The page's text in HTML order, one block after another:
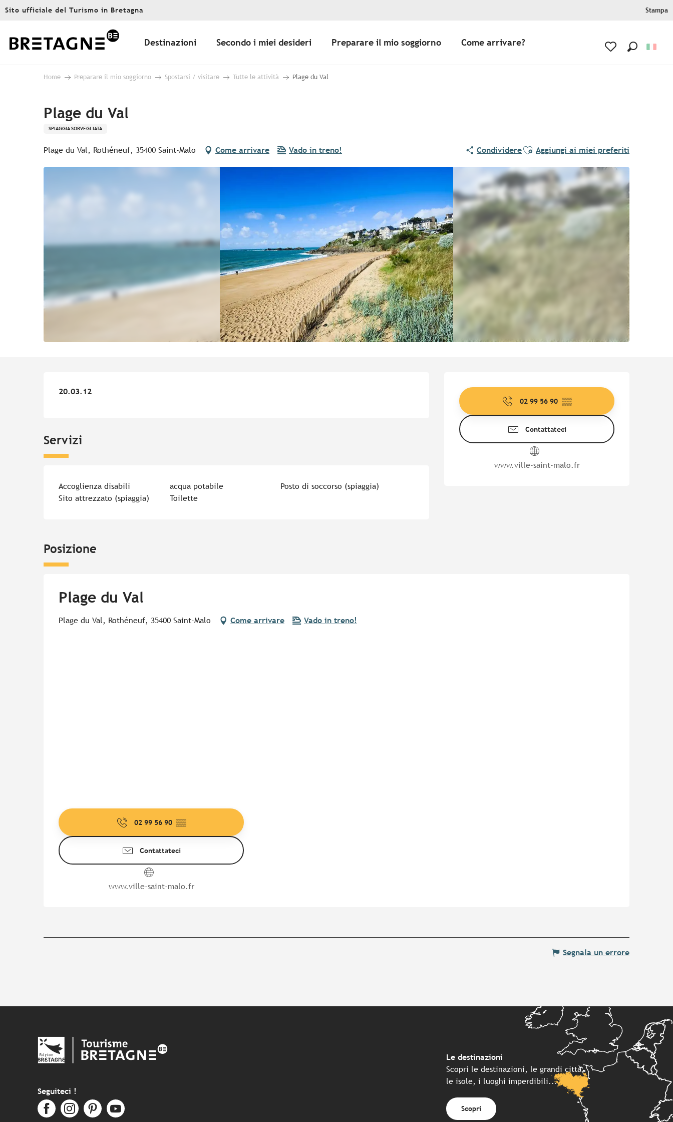
Aller
principal
Sito ufficiale del Turismo in Bretagna Stampa
Destinazioni Secondo i miei desideri Preparare il mio soggiorno Come arrivare?
Home Preparare il mio soggiorno Spostarsi / visitare Tutte le attività Plage du Val
Plage du Val
SPIAGGIA SORVEGLIATA
Plage du Val, Rothéneuf, 35400 Saint-Malo Come arrivare Vado in treno! CondividereAjouter aux favoris
Aggiungi ai miei preferiti
Orari e contatti
02 99 56 90 ▒▒
Contattateci
www.ville-saint-malo.fr
20.03.12
20.03.12
Servizi
Accoglienza disabili acqua potabile
Posto di soccorso (spiaggia)
Sito attrezzato (spiaggia)
Toilette
Posizione
Plage du Val
Plage du Val, Rothéneuf, 35400 Saint-Malo Come arrivare Vado in treno!
02 99 56 90 ▒▒
Contattateci
www.ville-saint-malo.fr
Segnala un errore
Seguiteci !
Le destinazioni
Scopri le destinazioni, le grandi città,
le isole, i luoghi imperdibili...
Scopri